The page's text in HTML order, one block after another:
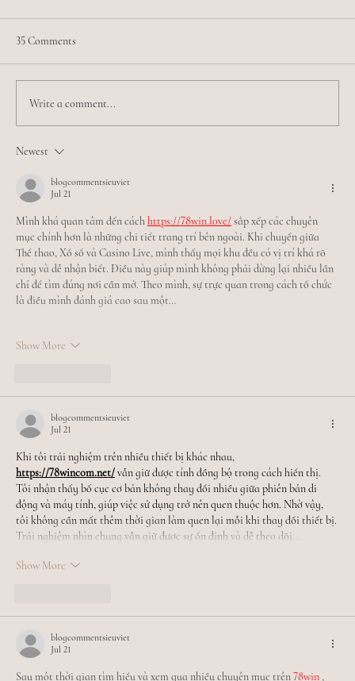
35 Comments
Write a comment...
Newest
blogcommentsieuviet
Jul 21
Mình khá quan tâm đến cách https://78win.love/ sắp xếp các chuyên
mục chính hơn là những chi tiết trang trí bên ngoài. Khi chuyển giữa
Thể thao, Xổ số và Casino Live, mình thấy mọi khu đều có vị trí khá rõ
ràng và dễ nhận biết. Điều này giúp mình không phải dừng lại nhiều lần
chỉ để tìm đúng nơi cần mở. Theo mình, sự trực quan trong cách tổ chức
là điều mình đánh giá cao sau một…
Show More
blogcommentsieuviet
Jul 21
Khi tôi trải nghiệm trên nhiều thiết bị khác nhau,
https://78wincom.net/ vẫn giữ được tính đồng bộ trong cách hiển thị.
Tôi nhận thấy bố cục cơ bản không thay đổi nhiều giữa phiên bản di
động và máy tính, giúp việc sử dụng trở nên quen thuộc hơn. Nhờ vậy,
tôi không cần mất thêm thời gian làm quen lại mỗi khi thay đổi thiết bị.
Trải nghiệm nhìn chung vẫn giữ được sự ổn định và dễ theo dõi…
Show More
blogcommentsieuviet
Jul 21
Sau một thời gian tìm hiểu và xem qua nhiều chuyên mục trên 78win ,